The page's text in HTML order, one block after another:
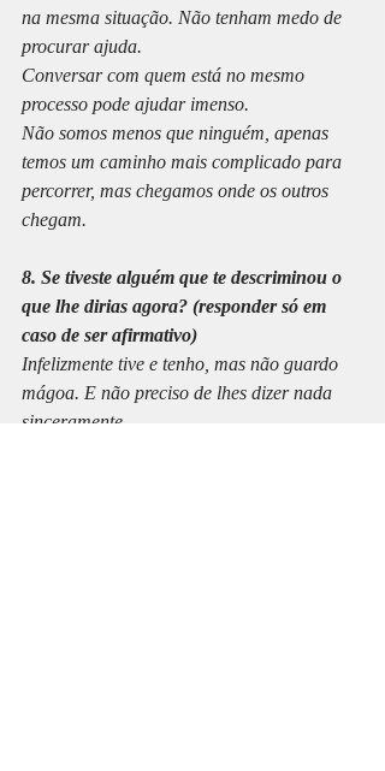
na mesma situação. Não tenham medo de
procurar ajuda.
Conversar com quem está no mesmo
processo pode ajudar imenso.
Não somos menos que ninguém, apenas
temos um caminho mais complicado para
percorrer, mas chegamos onde os outros
chegam.
8. Se tiveste alguém que te descriminou o
que lhe dirias agora? (responder só em
caso de ser afirmativo)
Infelizmente tive e tenho, mas não guardo
mágoa. E não preciso de lhes dizer nada
sinceramente.